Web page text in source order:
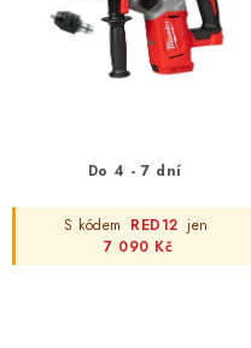
Do 4 - 7 dní
S kódem RED12 jen
7 090 Kč